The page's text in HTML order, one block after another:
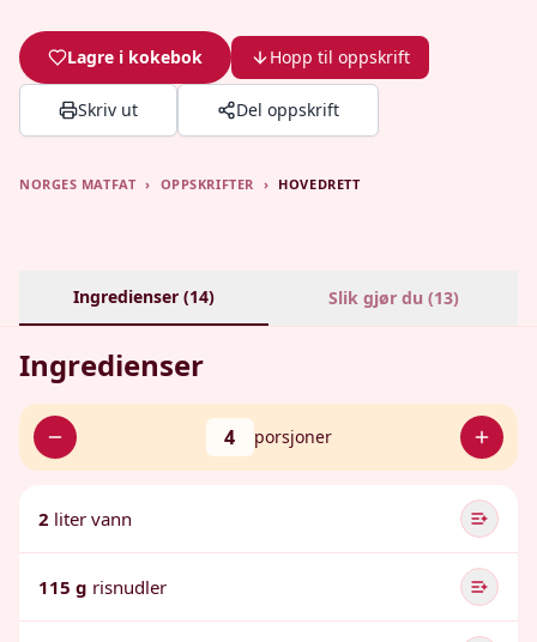
Lagre i kokebok Hopp til oppskrift
Skriv ut Del oppskrift
NORGES MATFAT › OPPSKRIFTER › HOVEDRETT
Ingredienser (14) Slik gjør du (13)
Ingredienser
4 porsjoner
2 liter vann
115 g risnudler